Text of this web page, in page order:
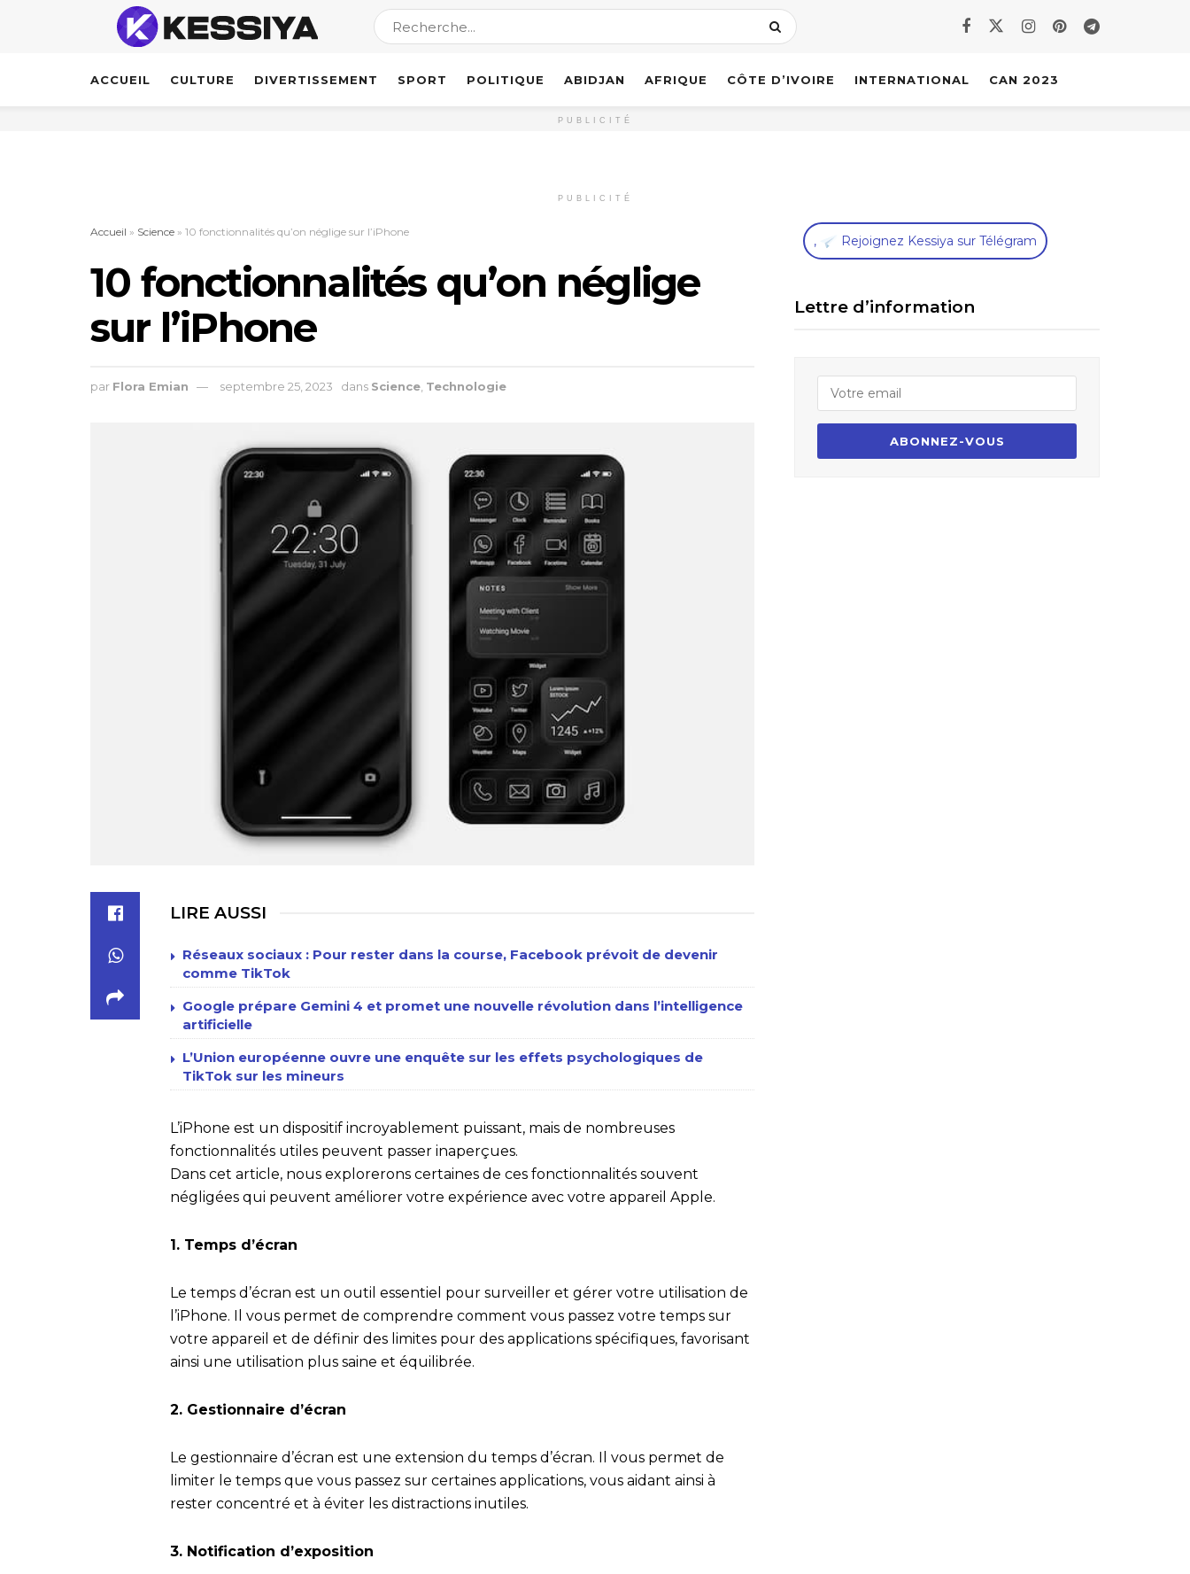
ACCUEIL CULTURE DIVERTISSEMENT SPORT POLITIQUE ABIDJAN AFRIQUE CÔTE D’IVOIRE INTERNATIONAL CAN 2023
PUBLICITÉ
PUBLICITÉ
Accueil » Science » 10 fonctionnalités qu’on néglige sur l’iPhone
10 fonctionnalités qu’on néglige
sur l’iPhone
par Flora Emian septembre 25, 2023 dans Science Technologie
LIRE AUSSI
Réseaux sociaux : Pour rester dans la course, Facebook prévoit de devenir
comme TikTok
Google prépare Gemini 4 et promet une nouvelle révolution dans l’intelligence
artificielle
L’Union européenne ouvre une enquête sur les effets psychologiques de
TikTok sur les mineurs
L’iPhone est un dispositif incroyablement puissant, mais de nombreuses
fonctionnalités utiles peuvent passer inaperçues.
Dans cet article, nous explorerons certaines de ces fonctionnalités souvent
négligées qui peuvent améliorer votre expérience avec votre appareil Apple.
1. Temps d’écran
Le temps d’écran est un outil essentiel pour surveiller et gérer votre utilisation de
l’iPhone. Il vous permet de comprendre comment vous passez votre temps sur
votre appareil et de définir des limites pour des applications spécifiques, favorisant
ainsi une utilisation plus saine et équilibrée.
2. Gestionnaire d’écran
Le gestionnaire d’écran est une extension du temps d’écran. Il vous permet de
limiter le temps que vous passez sur certaines applications, vous aidant ainsi à
rester concentré et à éviter les distractions inutiles.
3. Notification d’exposition
, Rejoignez Kessiya sur Télégram
Lettre d’information